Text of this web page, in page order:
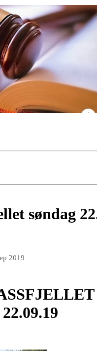
søndag
2019